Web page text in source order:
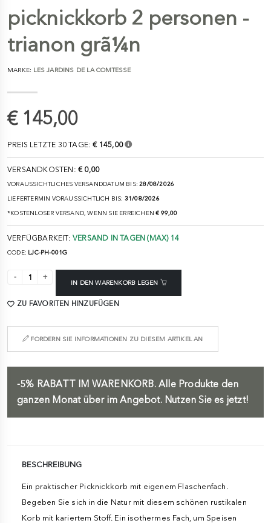
picknickkorb 2 personen -
trianon grã¼n
MARKE: LES JARDINS DE LA COMTESSE
€ 145,00
PREIS LETZTE 30 TAGE:€ 145,00
VERSANDKOSTEN: € 0,00
VORAUSSICHTLICHES VERSANDDATUM BIS:28/08/2026
LIEFERTERMIN VORAUSSICHTLICH BIS: 31/08/2026
*KOSTENLOSER VERSAND, WENN SIE ERREICHEN€ 99,00
VERFÜGBARKEIT: VERSAND IN TAGEN (MAX) 14
CODE: LJC-PH-001G
IN DEN WARENKORB LEGEN
ZU FAVORITEN HINZUFÜGEN
FORDERN SIE INFORMATIONEN ZU DIESEM ARTIKEL AN
-5% RABATT IM WARENKORB.Alle Produkte den
ganzen Monat über im Angebot. Nutzen Sie es jetzt!
BESCHREIBUNG
Ein praktischer Picknickkorb mit eigenem Flaschenfach.
Begeben Sie sich in die Natur mit diesem schönen rustikalen
Korb mit kariertem Stoff. Ein isothermes Fach, um Speisen